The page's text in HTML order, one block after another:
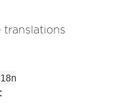
siamo
Accedi
translations